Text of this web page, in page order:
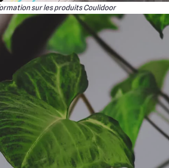
sur les produits Coulidoor